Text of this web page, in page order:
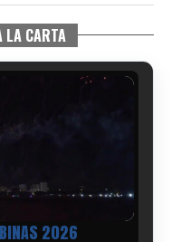
LA CARTA
2026